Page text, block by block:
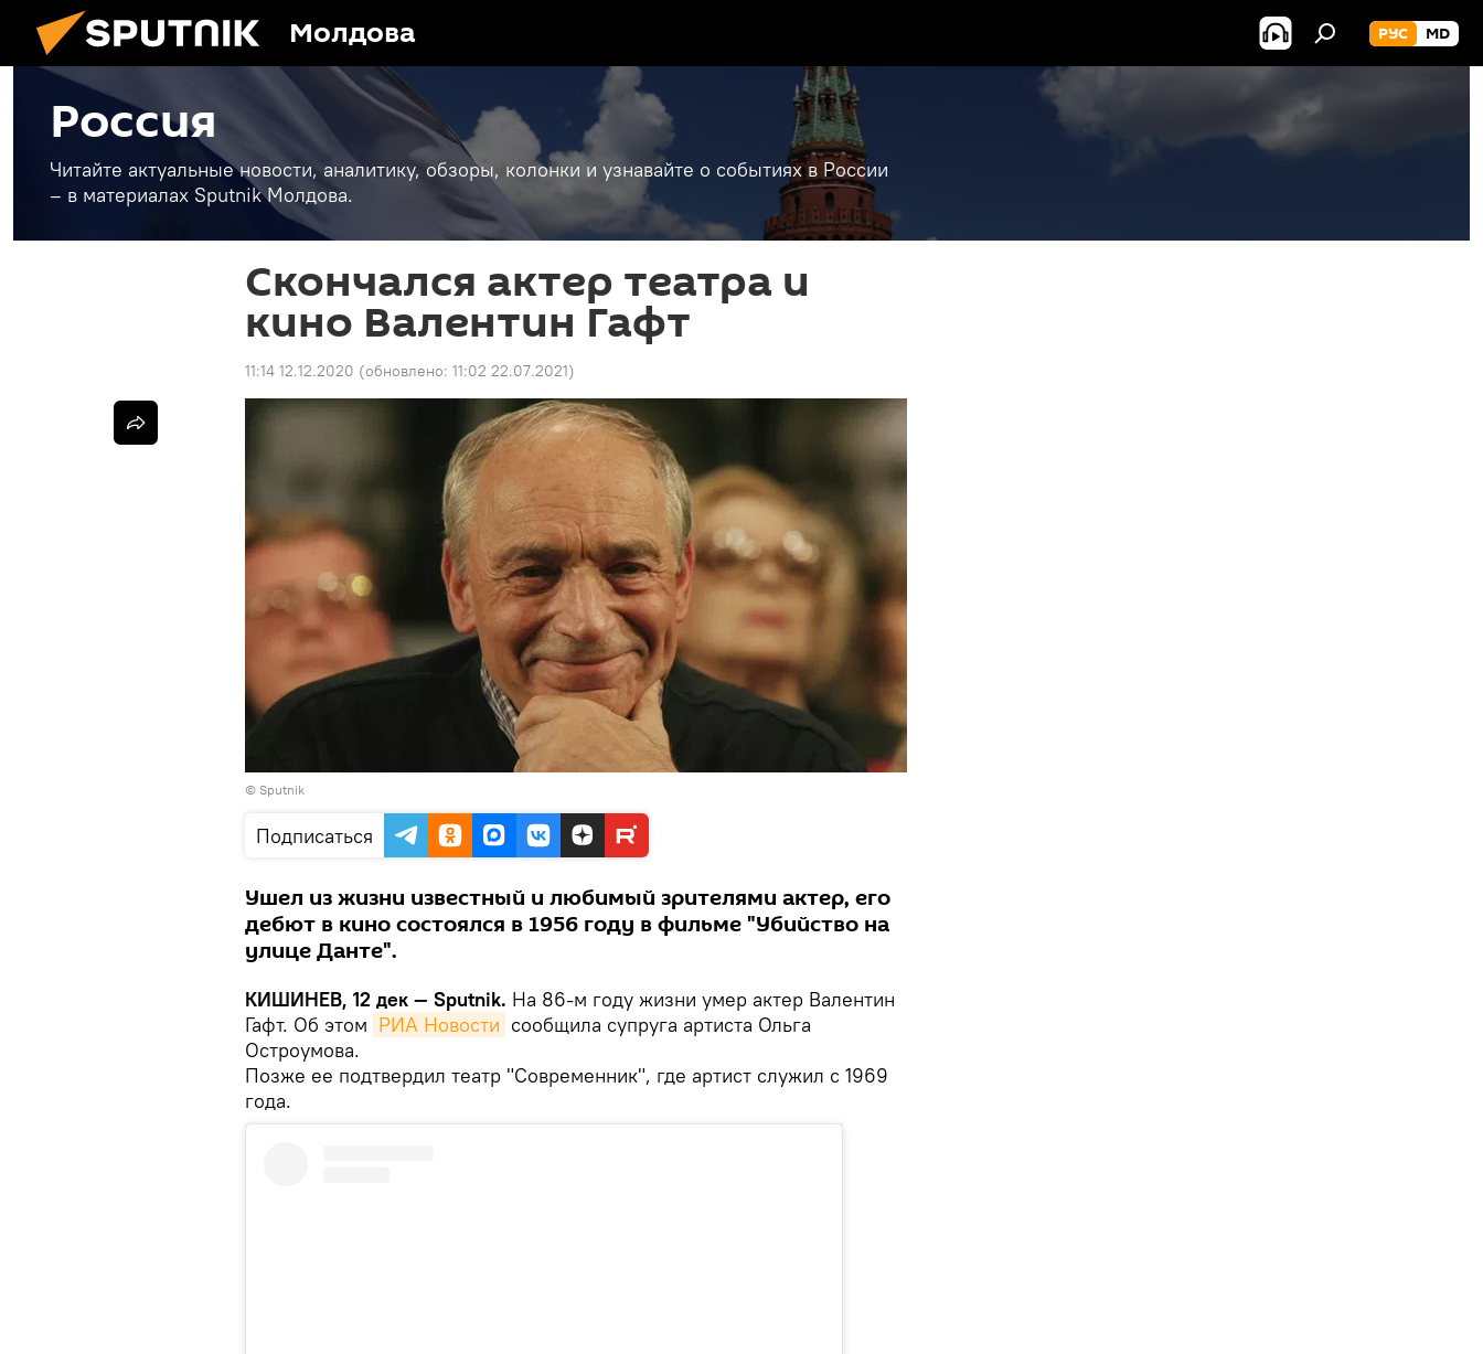
Молдова РУС MD
Россия
Читайте актуальные новости, аналитику, обзоры, колонки и узнавайте о событиях в России
– в материалах Sputnik Молдова.
Скончался актер театра и
кино Валентин Гафт
11:14 12.12.2020 (обновлено: 11:02 22.07.2021)
© Sputnik
Подписаться
Ушел из жизни известный и любимый зрителями актер, его
дебют в кино состоялся в 1956 году в фильме "Убийство на
улице Данте".
КИШИНЕВ, 12 дек — Sputnik. На 86-м году жизни умер актер Валентин
Гафт. Об этом РИА Новости сообщила супруга артиста Ольга
Остроумова.
Позже ее подтвердил театр "Современник", где артист служил с 1969
года.